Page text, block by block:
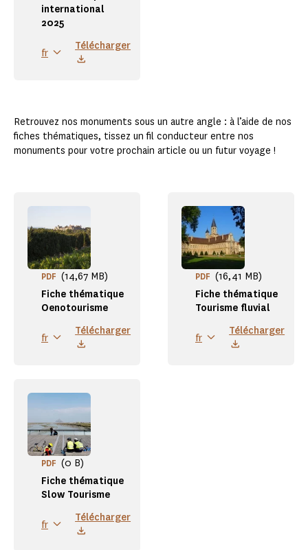
international
2025
fr
Télécharger
Retrouvez nos monuments sous un autre angle : à l’aide de nos
fiches thématiques, tissez un fil conducteur entre nos
monuments pour votre prochain article ou un futur voyage !
Fiche thématique
Oenotourisme
PDF (14,67 MB)
fr
Télécharger
Fiche thématique
Tourisme fluvial
PDF (16,41 MB)
fr
Télécharger
Fiche thématique
Slow Tourisme
PDF (0 B)
fr
Télécharger